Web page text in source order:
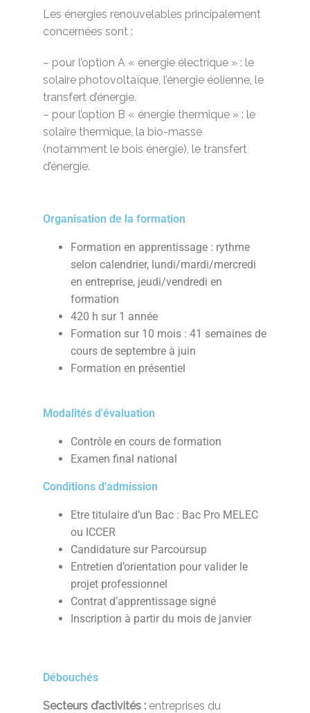
Les énergies renouvelables principalement
concernées sont :
– pour l’option A « énergie électrique » : le
solaire photovoltaïque, l’énergie éolienne, le
transfert d’énergie.
– pour l’option B « énergie thermique » : le
solaire thermique, la bio-masse
(notamment le bois énergie), le transfert
d’énergie.
Organisation de la formation
Formation en apprentissage : rythme
selon calendrier, lundi/mardi/mercredi
en entreprise, jeudi/vendredi en
formation
420 h sur 1 année
Formation sur 10 mois : 41 semaines de
cours de septembre à juin
Formation en présentiel
Modalités d'évaluation
Contrôle en cours de formation
Examen final national
Conditions d'admission
Etre titulaire d’un Bac : Bac Pro MELEC
ou ICCER
Candidature sur Parcoursup
Entretien d’orientation pour valider le
projet professionnel
Contrat d’apprentissage signé
Inscription à partir du mois de janvier
Débouchés
Secteurs d’activités : entreprises du